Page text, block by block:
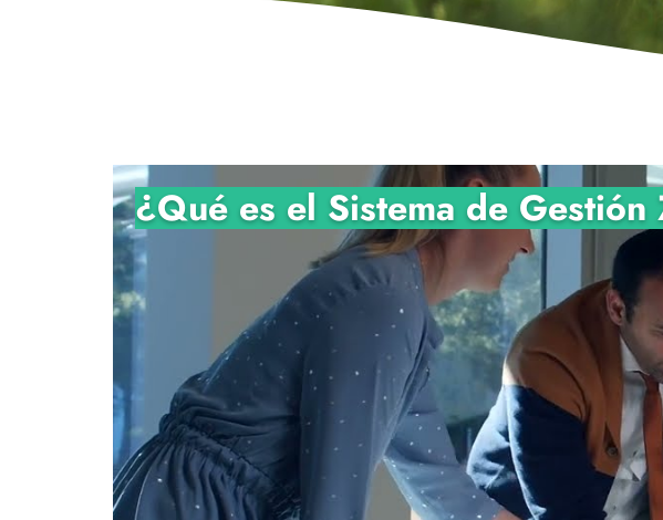
¿Qué es el Sistema de Gestión